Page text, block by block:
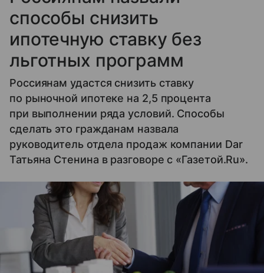
способы снизить
ипотечную ставку без
льготных программ
Россиянам удастся снизить ставку
по рыночной ипотеке на 2,5 процента
при выполнении ряда условий. Способы
сделать это гражданам назвала
руководитель отдела продаж компании Dar
Татьяна Стенина в разговоре с «Газетой.Ru».